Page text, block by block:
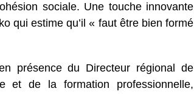
sociale. Une touche innovante
qui estime qu’il « faut être bien formé
présence du Directeur régional de
et de la formation professionnelle,